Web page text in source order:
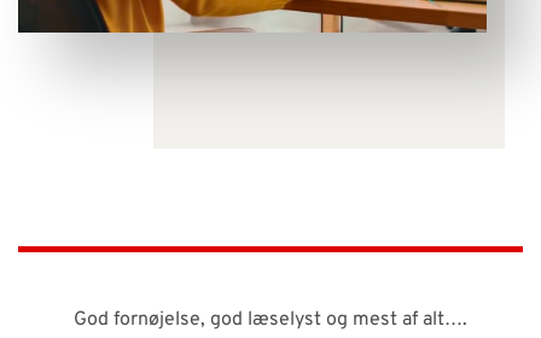
God fornøjelse, god læselyst og mest af alt….